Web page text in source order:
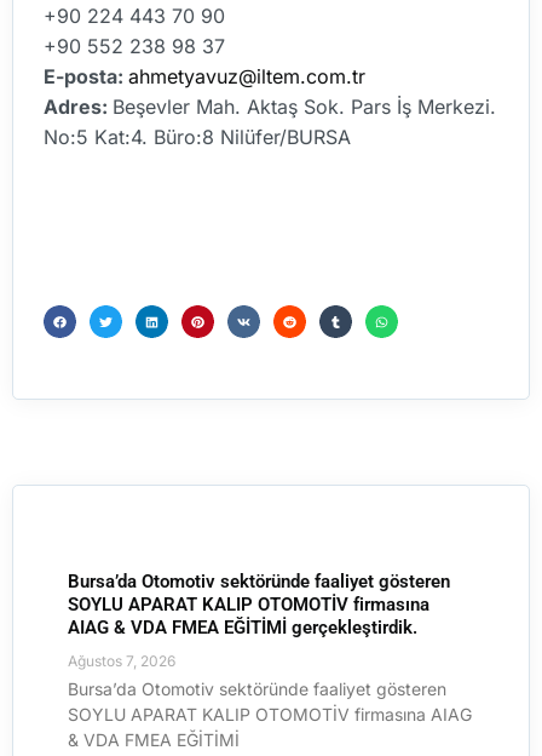
+90 224 443 70 90
+90 552 238 98 37
E-posta: ahmetyavuz@iltem.com.tr
Adres: Beşevler Mah. Aktaş Sok. Pars İş Merkezi.
No:5 Kat:4. Büro:8 Nilüfer/BURSA
Bursa’da Otomotiv sektöründe faaliyet gösteren
SOYLU APARAT KALIP OTOMOTİV firmasına
AIAG & VDA FMEA EĞİTİMİ gerçekleştirdik.
Ağustos 7, 2026
Bursa’da Otomotiv sektöründe faaliyet gösteren
SOYLU APARAT KALIP OTOMOTİV firmasına AIAG
& VDA FMEA EĞİTİMİ